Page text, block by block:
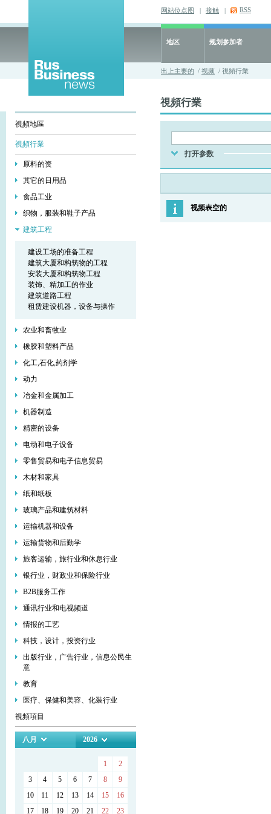
网站位点图 | 接触 | RSS
地区 规划参加者
出上主要的 / 视频 / 視頻行業
視頻地區
視頻行業
原料的资
其它的日用品
食品工业
织物，服装和鞋子产品
建筑工程
建设工场的准备工程
建筑大厦和构筑物的工程
安装大厦和构筑物工程
装饰、精加工的作业
建筑道路工程
租赁建设机器，设备与操作
农业和畜牧业
橡胶和塑料产品
化工,石化,药剂学
动力
冶金和金属加工
机器制造
精密的设备
电动和电子设备
零售贸易和电子信息贸易
木材和家具
纸和纸板
玻璃产品和建筑材料
运输机器和设备
运输货物和后勤学
旅客运输，旅行业和休息行业
银行业，财政业和保险行业
В2В服务工作
通讯行业和电视频道
情报的工艺
科技，设计，投资行业
出版行业，广告行业，信息公民生
意
教育
医疗、保健和美容、化装行业
視頻項目
八月 2026
1
2
3
4 5 6 7 8
9
10
11 12 13 14 15
16
17
18 19 20 21 22
23
視頻行業
打开参数
视频表空的